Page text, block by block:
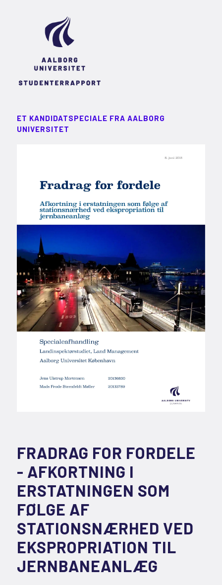
ET KANDIDATSPECIALE FRA AALBORG
UNIVERSITET
FRADRAG FOR FORDELE
- AFKORTNING I
ERSTATNINGEN SOM
FØLGE AF
STATIONSNÆRHED VED
EKSPROPRIATION TIL
JERNBANEANLÆG